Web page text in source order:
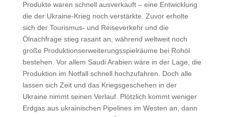
Produkte waren schnell ausverkauft – eine Entwicklung
die der Ukraine-Krieg noch verstärkte. Zuvor erholte
sich der Tourismus- und Reiseverkehr und die
Ölnachfrage stieg rasant an, während weltweit noch
große Produktionserweiterungsspielräume bei Rohöl
bestehen. Vor allem Saudi Arabien wäre in der Lage, die
Produktion im Notfall schnell hochzufahren. Doch alle
lassen sich Zeit und das Kriegsgeschehen in der
Ukraine nimmt seinen Verlauf. Plötzlich kommt weniger
Erdgas aus ukrainischen Pipelines im Westen an, dann